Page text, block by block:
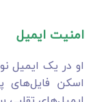
امنیت ایمیل
او در یک ایمیل
اسکن فایل‌های